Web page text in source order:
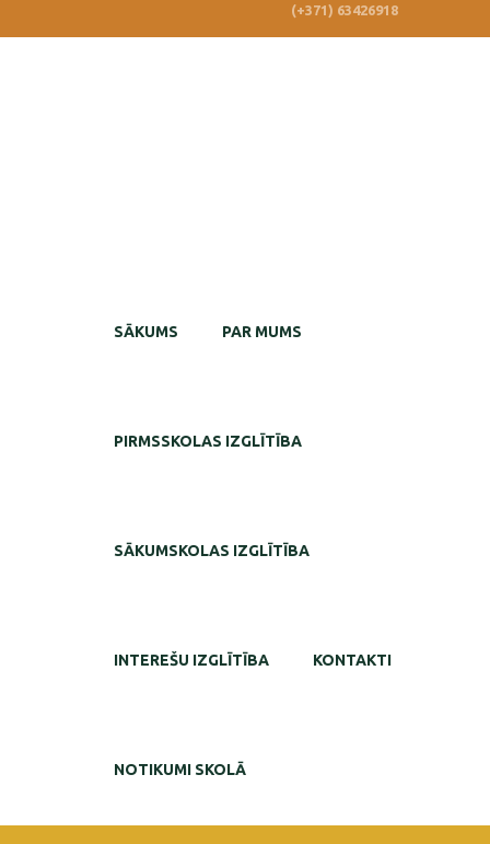
(+371) 63426918
SĀKUMS PAR MUMS
PIRMSSKOLAS IZGLĪTĪBA
SĀKUMSKOLAS IZGLĪTĪBA
INTEREŠU IZGLĪTĪBA KONTAKTI
NOTIKUMI SKOLĀ